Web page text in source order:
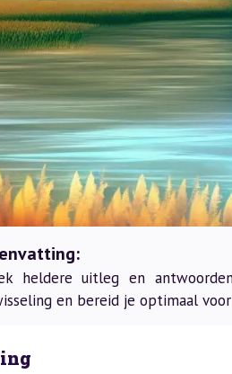
heldere uitleg en
en bereid je optimaal